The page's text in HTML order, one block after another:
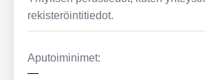
rekisteröintitiedot.
Aputoiminimet:
—